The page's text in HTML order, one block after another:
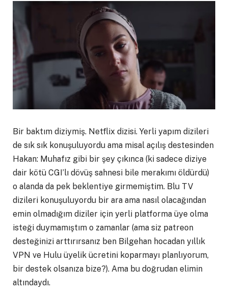
Bir baktım diziymiş. Netflix dizisi. Yerli yapım dizileri
de sık sık konuşuluyordu ama misal açılış destesinden
Hakan: Muhafız gibi bir şey çıkınca (ki sadece diziye
dair kötü CGI’lı dövüş sahnesi bile merakımı öldürdü)
o alanda da pek beklentiye girmemiştim. Blu TV
dizileri konuşuluyordu bir ara ama nasıl olacağından
emin olmadığım diziler için yerli platforma üye olma
isteği duymamıştım o zamanlar (ama siz patreon
desteğinizi arttırırsanız ben Bilgehan hocadan yıllık
VPN ve Hulu üyelik ücretini koparmayı planlıyorum,
bir destek olsanıza bize?). Ama bu doğrudan elimin
altındaydı.